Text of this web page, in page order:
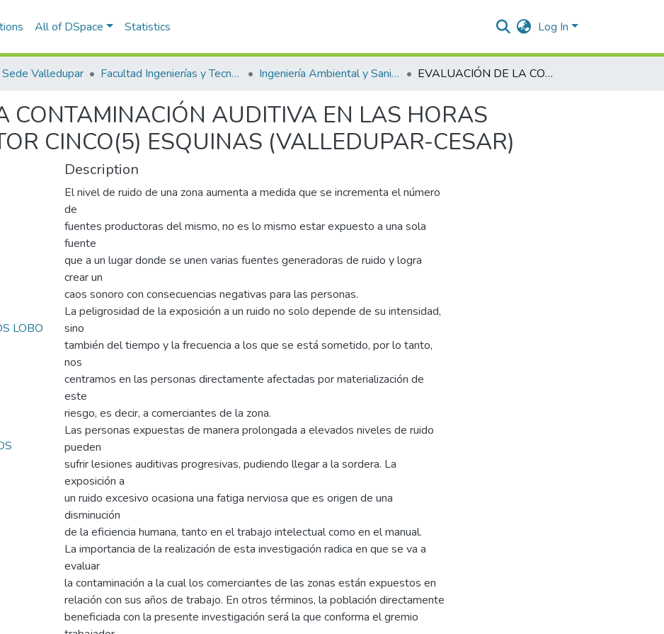
All of DSpace Statistics Log In
Sede Valledupar Facultad Ingenierías y Tecnologías Ingeniería Ambiental y Sanitaria. EVALUACIÓN DE LA CONTAMINACIÓN AUDITIVA EN LAS HORAS CRÍTICAS DEL SECTOR CINCO(5) ESQUINAS (VALLEDUPAR-CESAR)
CONTAMINACIÓN AUDITIVA EN LAS HORAS
CINCO(5) ESQUINAS (VALLEDUPAR-CESAR)
LOBO
Description
El nivel de ruido de una zona aumenta a medida que se incrementa el número
de
fuentes productoras del mismo, no es lo mismo estar expuesto a una sola
fuente
que a un lugar donde se unen varias fuentes generadoras de ruido y logra
crear un
caos sonoro con consecuencias negativas para las personas.
La peligrosidad de la exposición a un ruido no solo depende de su intensidad,
sino
también del tiempo y la frecuencia a los que se está sometido, por lo tanto,
nos
centramos en las personas directamente afectadas por materialización de
este
riesgo, es decir, a comerciantes de la zona.
Las personas expuestas de manera prolongada a elevados niveles de ruido
pueden
sufrir lesiones auditivas progresivas, pudiendo llegar a la sordera. La
exposición a
un ruido excesivo ocasiona una fatiga nerviosa que es origen de una
disminución
de la eficiencia humana, tanto en el trabajo intelectual como en el manual.
La importancia de la realización de esta investigación radica en que se va a
evaluar
la contaminación a la cual los comerciantes de las zonas están expuestos en
relación con sus años de trabajo. En otros términos, la población directamente
beneficiada con la presente investigación será la que conforma el gremio